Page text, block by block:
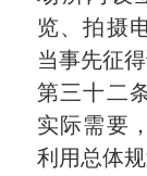
览、拍摄
当事先征
第三十二
实际需要
利用总体